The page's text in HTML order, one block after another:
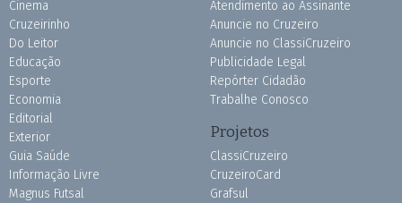
Cinema
Cruzeirinho
Do Leitor
Educação
Esporte
Economia
Editorial
Exterior
Guia Saúde
Informação Livre
Magnus Futsal
Atendimento ao Assinante
Anuncie no Cruzeiro
Anuncie no ClassiCruzeiro
Publicidade Legal
Repórter Cidadão
Trabalhe Conosco
Projetos
ClassiCruzeiro
CruzeiroCard
Grafsul